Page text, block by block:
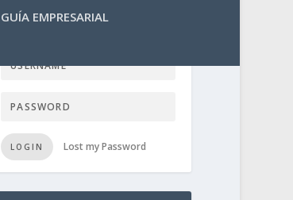
GUÍA EMPRESARIAL
LOGIN USER TTN
LOGIN Lost my Password